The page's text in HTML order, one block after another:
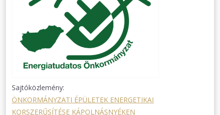
Sajtóközlemény:
ÖNKORMÁNYZATI ÉPÜLETEK ENERGETIKAI
KORSZERŰSÍTÉSE KÁPOLNÁSNYÉKEN